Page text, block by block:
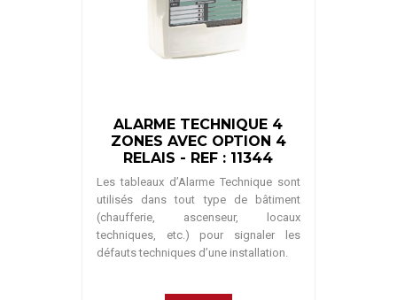
ALARME TECHNIQUE 4
ZONES AVEC OPTION 4
RELAIS - REF : 11344
Les tableaux d’Alarme Technique sont
utilisés dans tout type de bâtiment
(chaufferie, ascenseur, locaux
techniques, etc.) pour signaler les
défauts techniques d’une installation.